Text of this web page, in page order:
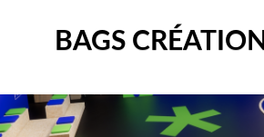
BAGS CRÉATION